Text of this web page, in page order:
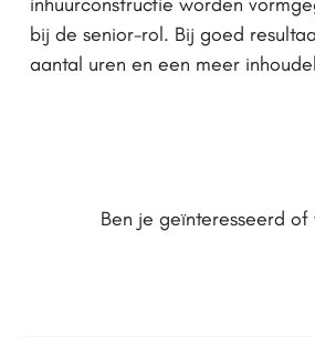
bij de senior-rol. Bij goed
aantal uren en een meer
Ben je geïnteresseerd